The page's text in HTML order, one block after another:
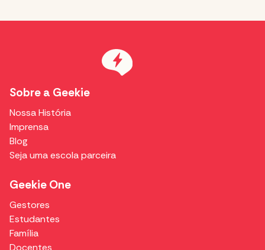
Sobre a Geekie
Nossa História
Imprensa
Blog
Seja uma escola parceira
Geekie One
Gestores
Estudantes
Família
Docentes